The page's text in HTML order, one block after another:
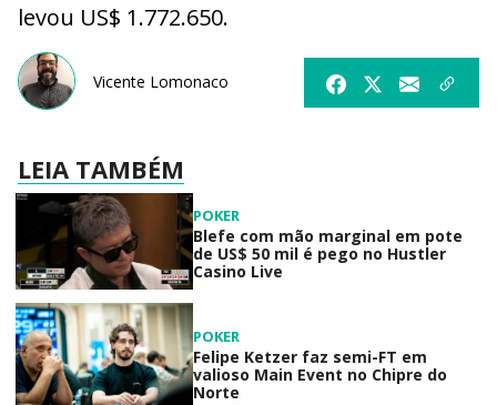
levou US$ 1.772.650.
Vicente Lomonaco
LEIA TAMBÉM
POKER
Blefe com mão marginal em pote
de US$ 50 mil é pego no Hustler
Casino Live
POKER
Felipe Ketzer faz semi-FT em
valioso Main Event no Chipre do
Norte